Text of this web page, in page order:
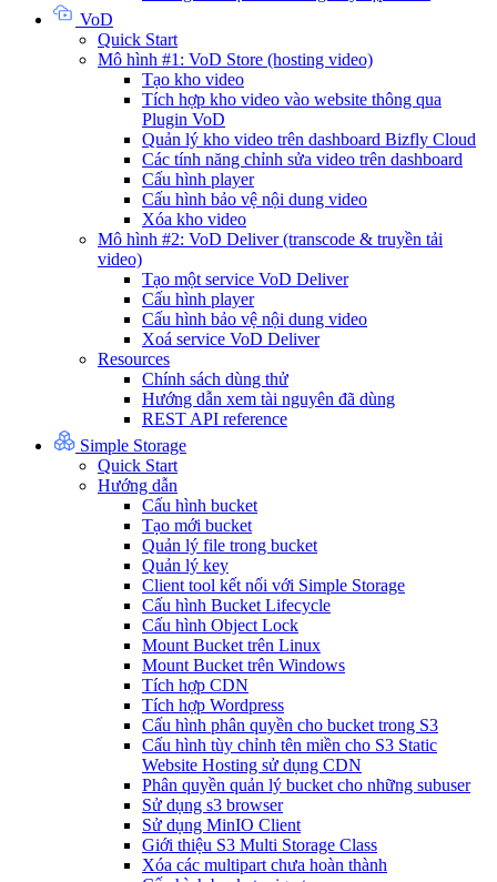
VoD
Quick Start
Mô hình #1: VoD Store (hosting video)
Tạo kho video
Tích hợp kho video vào website thông qua
Plugin VoD
Quản lý kho video trên dashboard Bizfly Cloud
Các tính năng chỉnh sửa video trên dashboard
Cấu hình player
Cấu hình bảo vệ nội dung video
Xóa kho video
Mô hình #2: VoD Deliver (transcode & truyền tải
video)
Tạo một service VoD Deliver
Cấu hình player
Cấu hình bảo vệ nội dung video
Xoá service VoD Deliver
Resources
Chính sách dùng thử
Hướng dẫn xem tài nguyên đã dùng
REST API reference
Simple Storage
Quick Start
Hướng dẫn
Cấu hình bucket
Tạo mới bucket
Quản lý file trong bucket
Quản lý key
Client tool kết nối với Simple Storage
Cấu hình Bucket Lifecycle
Cấu hình Object Lock
Mount Bucket trên Linux
Mount Bucket trên Windows
Tích hợp CDN
Tích hợp Wordpress
Cấu hình phân quyền cho bucket trong S3
Cấu hình tùy chỉnh tên miền cho S3 Static
Website Hosting sử dụng CDN
Phân quyền quản lý bucket cho những subuser
Sử dụng s3 browser
Sử dụng MinIO Client
Giới thiệu S3 Multi Storage Class
Xóa các multipart chưa hoàn thành